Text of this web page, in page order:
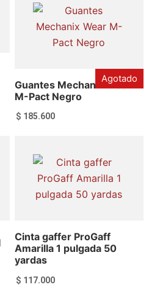
Guantes Mechanix Wear
M-Pact Negro
$ 185.600
Agotado
Leer más
Cinta gaffer ProGaff
Amarilla 1 pulgada 50
yardas
$ 117.000